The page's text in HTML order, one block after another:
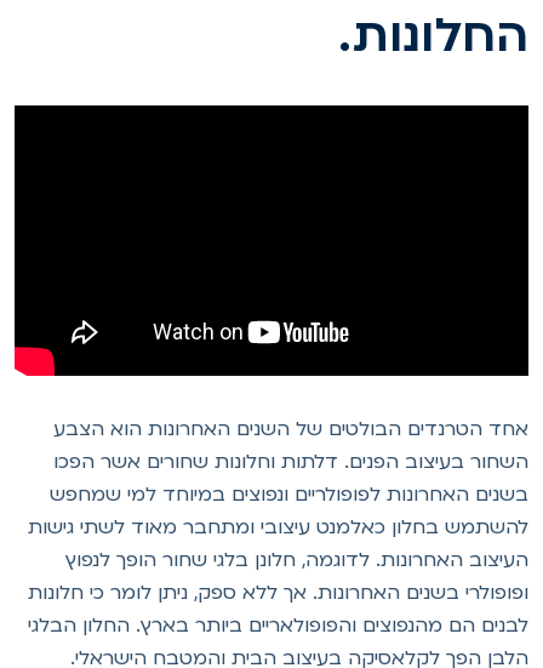
הטרנדים הבולטים של השנים האחרונות הוא הצבע
בעיצוב הפנים. דלתות וחלונות שחורים אשר הפכו
האחרונות לפופולריים ונפוצים במיוחד למי שמחפש
בחלון כאלמנט עיצובי ומתחבר מאוד לשתי גישות
האחרונות. לדוגמה, חלונן בלגי שחור הופך לנפוץ
בשנים האחרונות. אך ללא ספק, ניתן לומר כי חלונות
הם מהנפוצים והפופולאריים ביותר בארץ. החלון הבלגי
הפך לקלאסיקה בעיצוב הבית והמטבח הישראלי.